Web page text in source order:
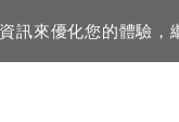
訊來優化您的體驗，